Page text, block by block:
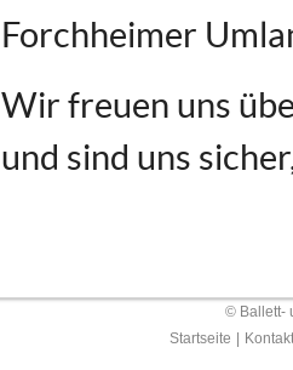
Forchheimer
Wir freuen uns
und sind uns
© Ballett-
Startseite
Kontakt